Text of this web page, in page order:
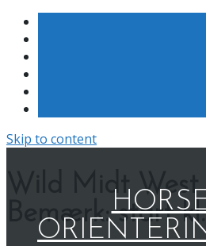
Skip to content
Wild Midt West
Bemærk: start kl.